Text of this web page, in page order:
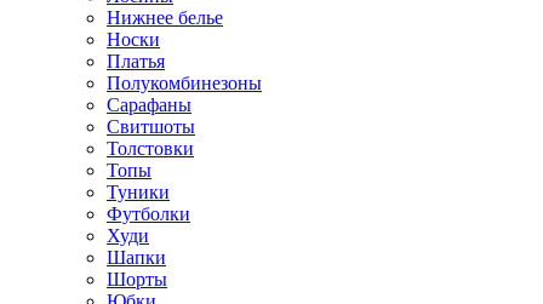
Нижнее белье
Носки
Платья
Полукомбинезоны
Сарафаны
Свитшоты
Толстовки
Топы
Туники
Футболки
Худи
Шапки
Шорты